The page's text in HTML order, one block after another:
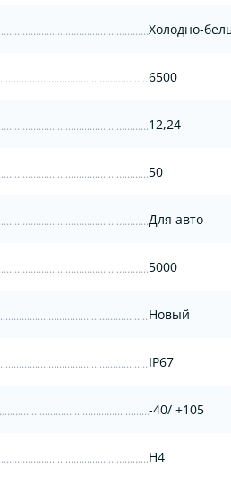
Холодно-
6500
12,24
50
Для авто
5000
Новый
IP67
-40/ +105
H4